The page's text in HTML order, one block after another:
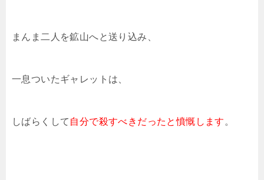
まんま二人を鉱山へと送り込み、
一息ついたギャレットは、
しばらくして 自分で殺すべきだったと憤慨します 。